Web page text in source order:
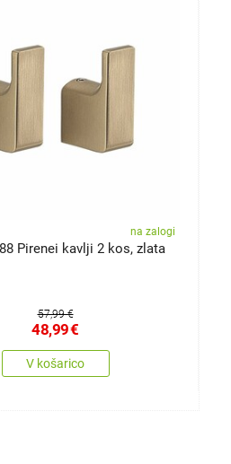
na zalogi
Pirenei kavlji 2 kos, zlata
57,99 €
48,99€
V košarico